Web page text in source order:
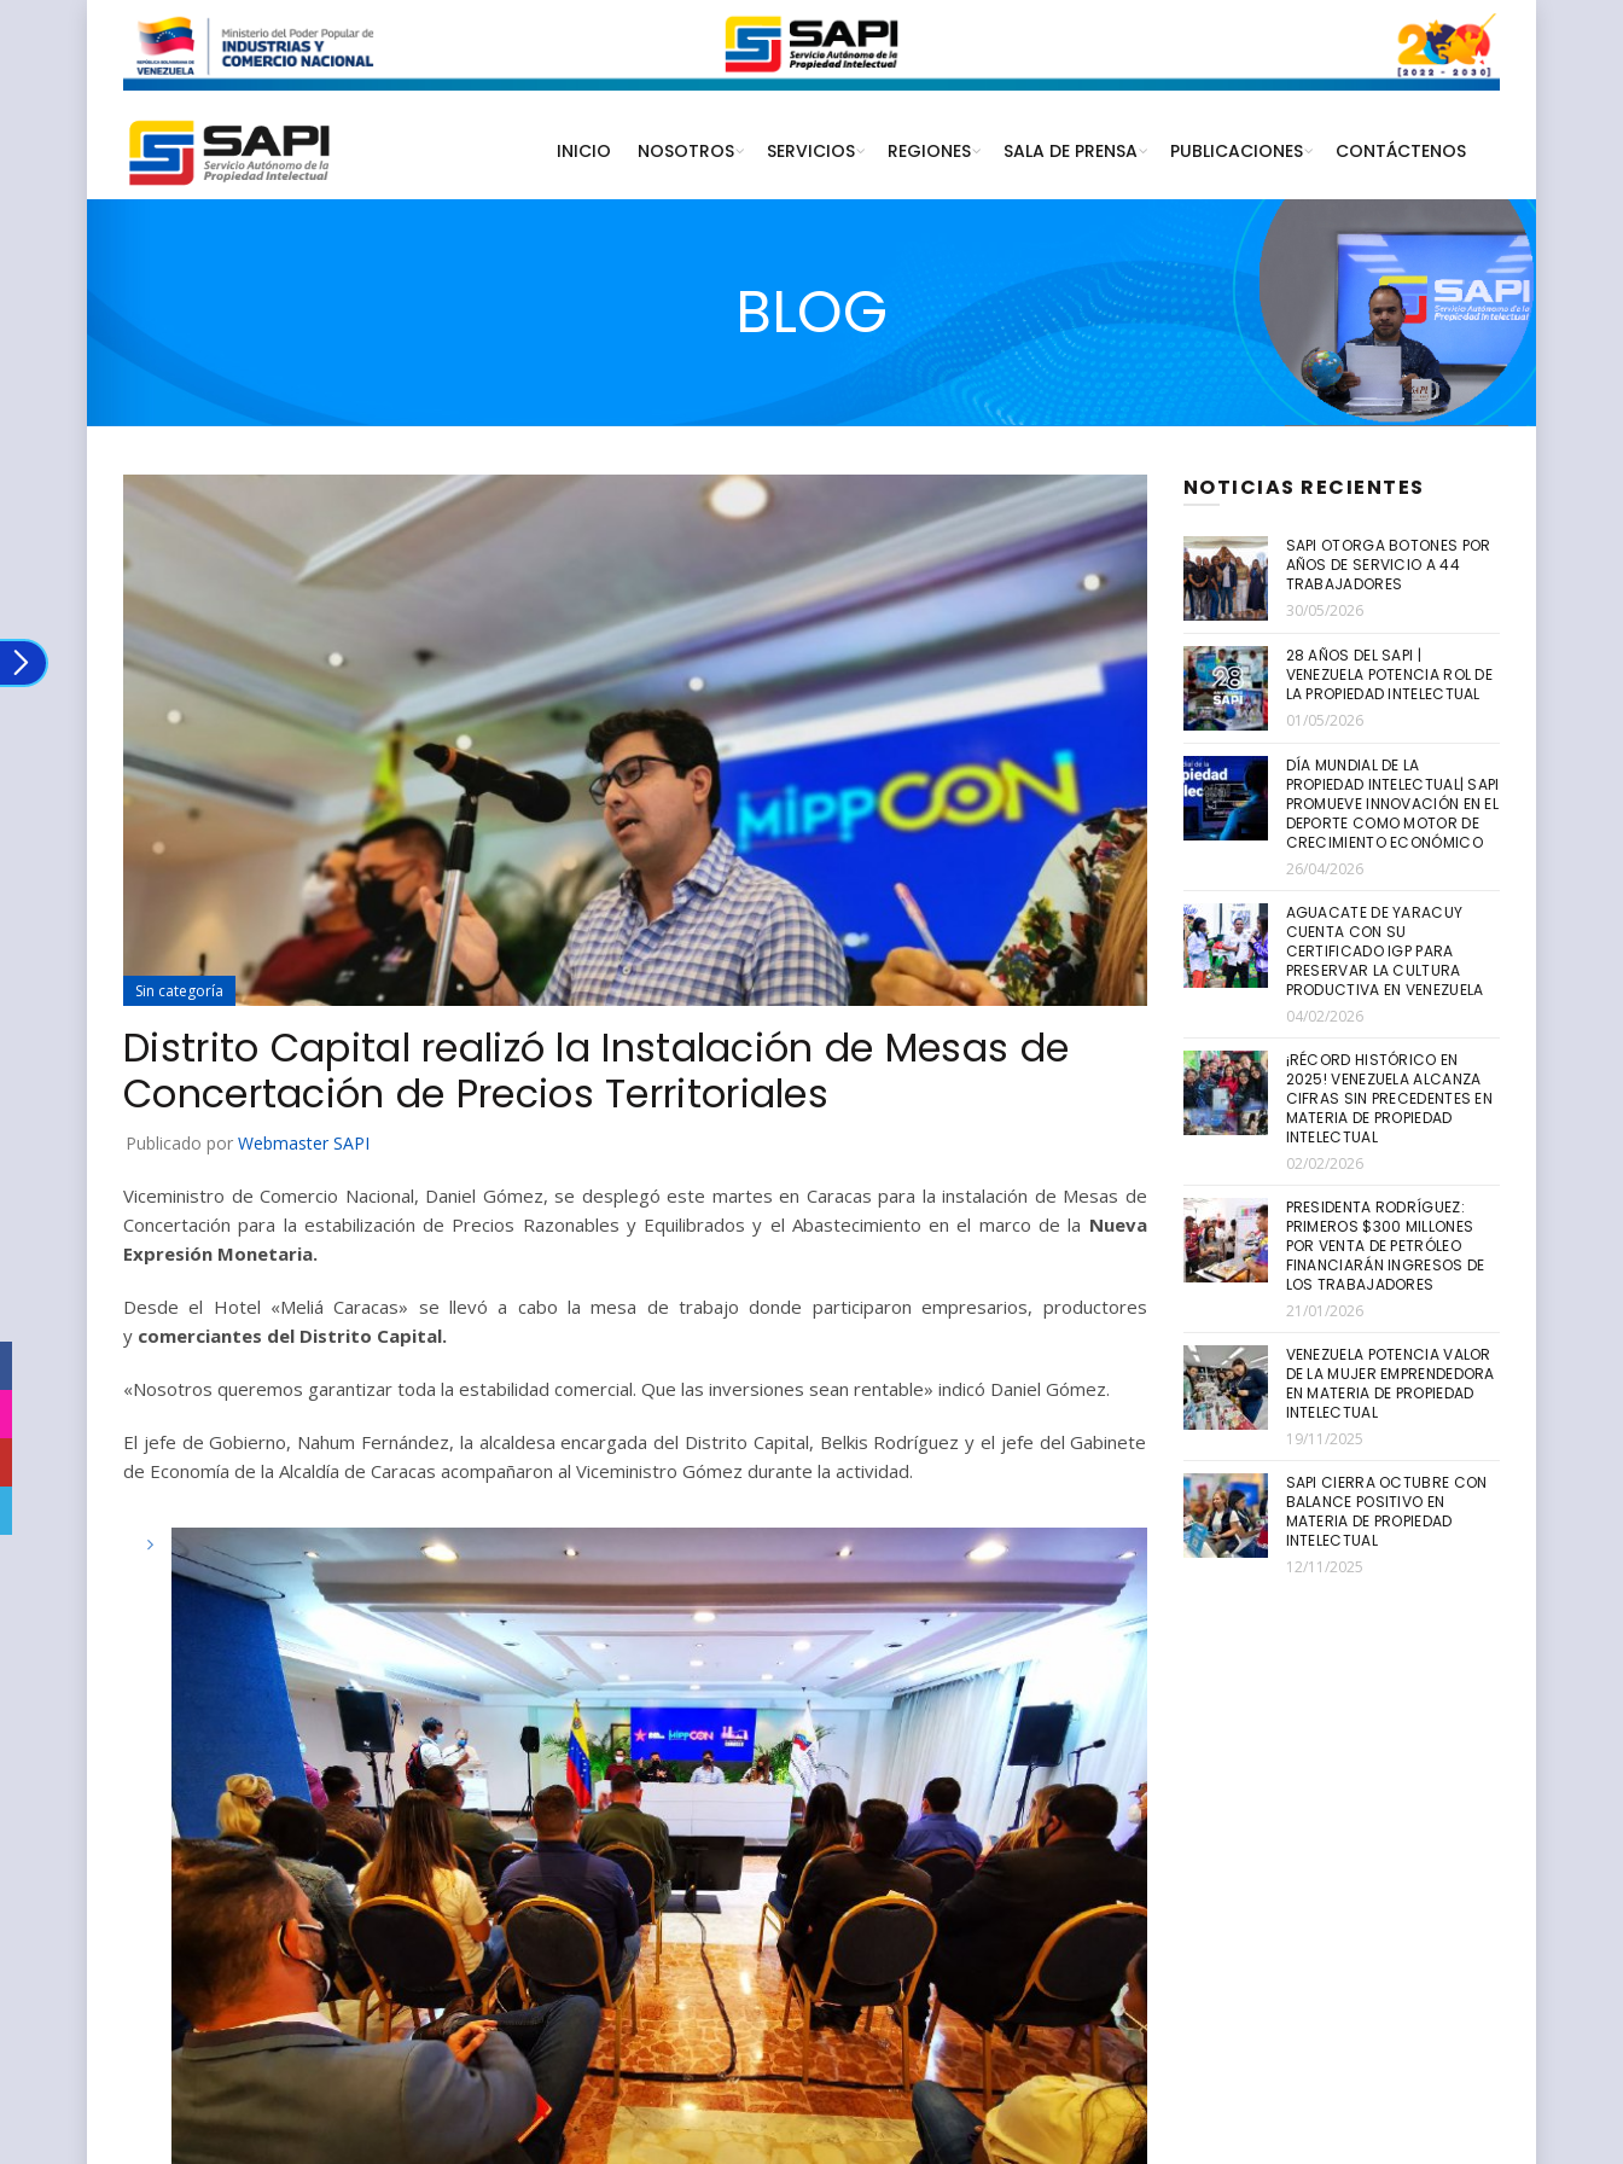
INICIO NOSOTROS SERVICIOS REGIONES SALA DE PRENSA PUBLICACIONES CONTÁCTENOS
BLOG
Sin categoría
Distrito Capital realizó la Instalación de Mesas de
Concertación de Precios Territoriales
Publicado por Webmaster SAPI
Viceministro de Comercio Nacional, Daniel Gómez, se desplegó este martes en Caracas para la instalación de Mesas de
Concertación para la estabilización de Precios Razonables y Equilibrados y el Abastecimiento en el marco de la Nueva
Expresión Monetaria.
Desde el Hotel «Meliá Caracas» se llevó a cabo la mesa de trabajo donde participaron empresarios, productores
y comerciantes del Distrito Capital.
«Nosotros queremos garantizar toda la estabilidad comercial. Que las inversiones sean rentable» indicó Daniel Gómez.
El jefe de Gobierno, Nahum Fernández, la alcaldesa encargada del Distrito Capital, Belkis Rodríguez y el jefe del Gabinete
de Economía de la Alcaldía de Caracas acompañaron al Viceministro Gómez durante la actividad.
NOTICIAS RECIENTES
SAPI OTORGA BOTONES POR
AÑOS DE SERVICIO A 44
TRABAJADORES
30/05/2026
28 AÑOS DEL SAPI |
VENEZUELA POTENCIA ROL DE
LA PROPIEDAD INTELECTUAL
01/05/2026
DÍA MUNDIAL DE LA
PROPIEDAD INTELECTUAL| SAPI
PROMUEVE INNOVACIÓN EN EL
DEPORTE COMO MOTOR DE
CRECIMIENTO ECONÓMICO
26/04/2026
AGUACATE DE YARACUY
CUENTA CON SU
CERTIFICADO IGP PARA
PRESERVAR LA CULTURA
PRODUCTIVA EN VENEZUELA
04/02/2026
¡RÉCORD HISTÓRICO EN
2025! VENEZUELA ALCANZA
CIFRAS SIN PRECEDENTES EN
MATERIA DE PROPIEDAD
INTELECTUAL
02/02/2026
PRESIDENTA RODRÍGUEZ:
PRIMEROS $300 MILLONES
POR VENTA DE PETRÓLEO
FINANCIARÁN INGRESOS DE
LOS TRABAJADORES
21/01/2026
VENEZUELA POTENCIA VALOR
DE LA MUJER EMPRENDEDORA
EN MATERIA DE PROPIEDAD
INTELECTUAL
19/11/2025
SAPI CIERRA OCTUBRE CON
BALANCE POSITIVO EN
MATERIA DE PROPIEDAD
INTELECTUAL
12/11/2025